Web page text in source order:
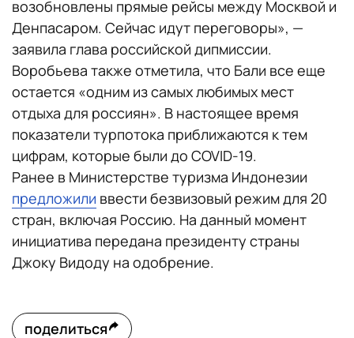
возобновлены прямые рейсы между Москвой и
Денпасаром. Сейчас идут переговоры», —
заявила глава российской дипмиссии.
Воробьева также отметила, что Бали все еще
остается «одним из самых любимых мест
отдыха для россиян». В настоящее время
показатели турпотока приближаются к тем
цифрам, которые были до COVID-19.
Ранее в Министерстве туризма Индонезии
предложили ввести безвизовый режим для 20
стран, включая Россию. На данный момент
инициатива передана президенту страны
Джоку Видоду на одобрение.
поделиться